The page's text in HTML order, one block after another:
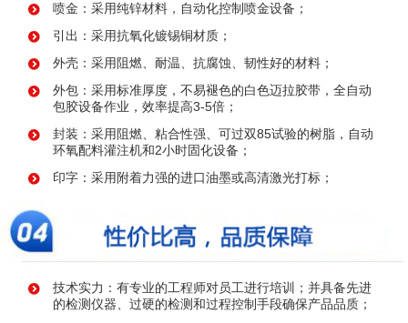
喷金：采用纯锌材料，自动化控制喷金设备；
引出：采用抗氧化镀锡铜材质；
外壳：采用阻燃、耐温、抗腐蚀、韧性好的材料；
外包：采用标准厚度，不易褪色的白色迈拉胶带，全自动
包胶设备作业，效率提高3-5倍；
封装：采用阻燃、粘合性强、可过双85试验的树脂，自动
环氧配料灌注机和2小时固化设备；
印字：采用附着力强的进口油墨或高清激光打标；
技术实力：有专业的工程师对员工进行培训；并具备先进
的检测仪器、过硬的检测和过程控制手段确保产品品质；